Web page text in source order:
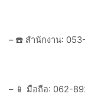
– ☎️ สำนักงาน:
– 📱 มือถือ: 062-